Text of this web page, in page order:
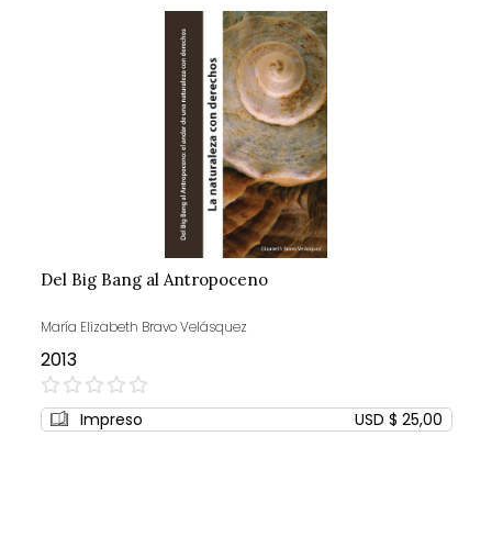
Del Big Bang al Antropoceno
María Elizabeth Bravo Velásquez
2013
0%
Impreso USD $ 25,00